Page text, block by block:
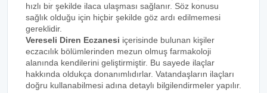
hızlı bir şekilde ilaca ulaşması sağlanır. Söz konusu
sağlık olduğu için hiçbir şekilde göz ardı edilmemesi
gereklidir.
Vereseli Diren Eczanesi içerisinde bulunan kişiler
eczacılık bölümlerinden mezun olmuş farmakoloji
alanında kendilerini geliştirmiştir. Bu sayede ilaçlar
hakkında oldukça donanımlıdırlar. Vatandaşların ilaçları
doğru kullanabilmesi adına detaylı bilgilendirmeler yapılır.